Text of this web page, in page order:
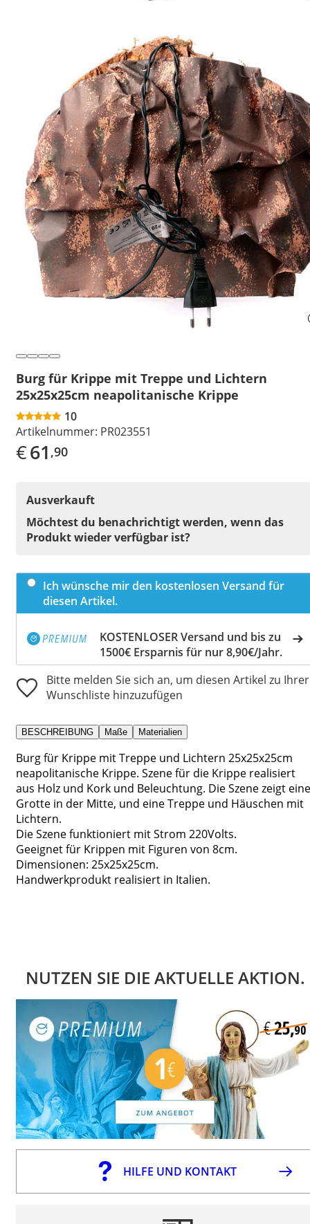
Burg für Krippe mit Treppe und Lichtern
25x25x25cm neapolitanische Krippe
10
Artikelnummer: PR023551
€61 ,90
Ausverkauft
Möchtest du benachrichtigt werden, wenn das
Produkt wieder verfügbar ist?
Ich wünsche mir den kostenlosen Versand für
diesen Artikel.
KOSTENLOSER Versand und bis zu
1500€ Ersparnis für nur 8,90€/Jahr.
Bitte melden Sie sich an, um diesen Artikel zu Ihrer
Wunschliste hinzuzufügen
BESCHREIBUNG Maße Materialien
Burg für Krippe mit Treppe und Lichtern 25x25x25cm
neapolitanische Krippe. Szene für die Krippe realisiert
aus Holz und Kork und Beleuchtung. Die Szene zeigt eine
Grotte in der Mitte, und eine Treppe und Häuschen mit
Lichtern.
Die Szene funktioniert mit Strom 220Volts.
Geeignet für Krippen mit Figuren von 8cm.
Dimensionen: 25x25x25cm.
Handwerkprodukt realisiert in Italien.
NUTZEN SIE DIE AKTUELLE AKTION.
HILFE UND KONTAKT